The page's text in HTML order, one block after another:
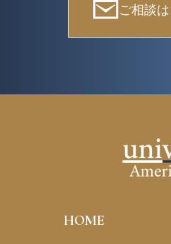
ご相談
HOME